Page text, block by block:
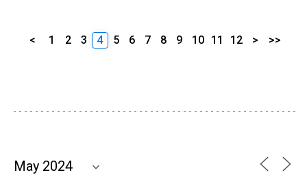
< 1 2 3 4 5 6 7 8 9 10 11 12 > >>